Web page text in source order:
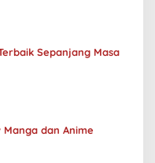
Sepanjang Masa
dan Anime